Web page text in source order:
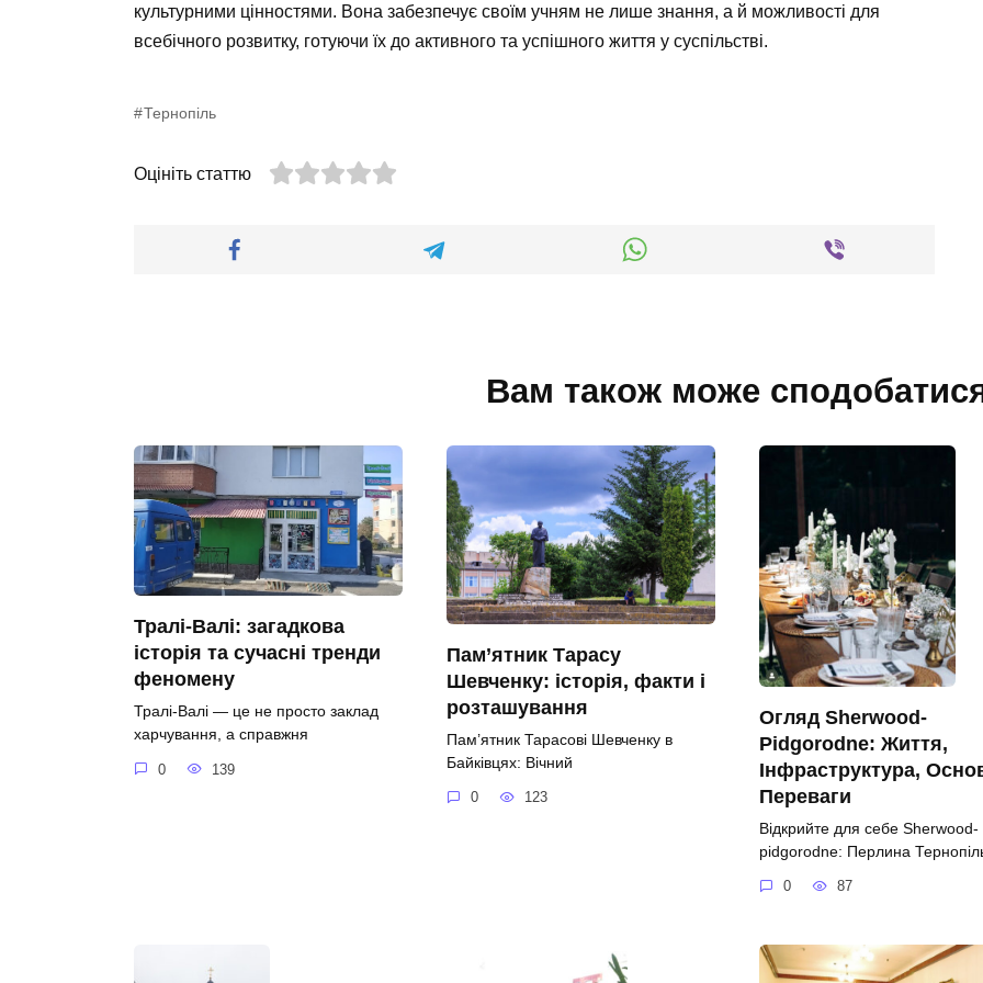
культурними цінностями. Вона забезпечує своїм учням не лише знання, а й можливості для
всебічного розвитку, готуючи їх до активного та успішного життя у суспільстві.
Тернопіль
Оцініть статтю
Вам також може
Тралі-Валі: загадкова
історія та сучасні тренди
феномену
Тралі-Валі — це не просто заклад
харчування, а справжня
0 139
Пам’ятник Тарасу
Шевченку: історія, факти і
розташування
Пам’ятник Тарасові Шевченку в
Байківцях: Вічний
0 123
Огляд Sherwood-
Pidgorodne: Життя,
Інфраструктура,
Переваги
Відкрийте для себе Sherwood-
pidgorodne: Перлина
0 87